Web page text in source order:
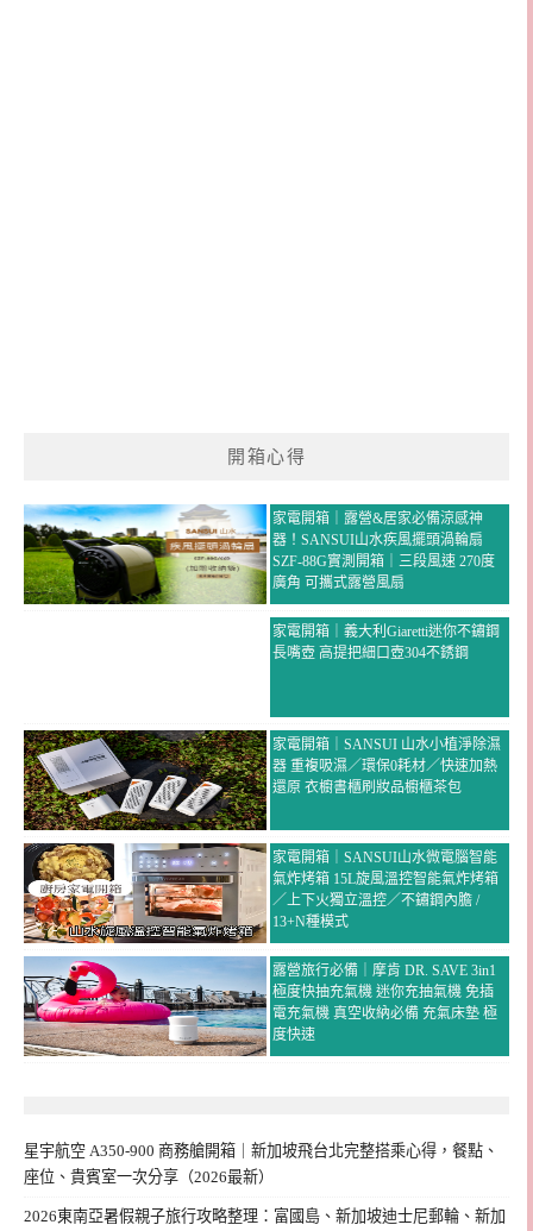
開箱心得
家電開箱｜露營&居家必備涼感神
器！SANSUI山水疾風擺頭渦輪扇
SZF-88G實測開箱｜三段風速 270度
廣角 可攜式露營風扇
家電開箱｜義大利Giaretti迷你不鏽鋼
長嘴壺 高提把細口壺304不銹鋼
家電開箱｜SANSUI 山水小植淨除濕
器 重複吸濕／環保0耗材／快速加熱
還原 衣櫥書櫃刷妝品櫥櫃茶包
家電開箱｜SANSUI山水微電腦智能
氣炸烤箱 15L旋風溫控智能氣炸烤箱
／上下火獨立溫控／不鏽鋼內膽 /
13+N種模式
露營旅行必備｜摩肯 DR. SAVE 3in1
極度快抽充氣機 迷你充抽氣機 免插
電充氣機 真空收納必備 充氣床墊 極
度快速
星宇航空 A350-900 商務艙開箱｜新加坡飛台北完整搭乘心得，餐點、
座位、貴賓室一次分享（2026最新）
2026東南亞暑假親子旅行攻略整理：富國島、新加坡迪士尼郵輪、新加